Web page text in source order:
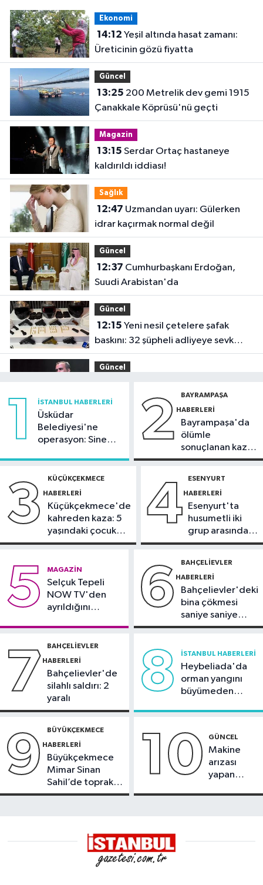
Ekonomi
14:12
Üreticinin gözü fiyatta
Güncel
13:25
Çanakkale Köprüsü'nü geçti
Magazin
13:15
kaldırıldı iddiası!
Sağlık
12:47
idrar kaçırmak normal değil
Güncel
12:37
Suudi Arabistan'da
Güncel
12:15
baskını: 32 şüpheli adliyeye sevk
edildi
Güncel
atandı
İstanbul Haberleri
11:29
gemi, İstanbul Boğazı'ndan geçişini
Güncel
güvenlik görevlisi alınacak
faciayı önledi: Şüpheli gözaltında
1 İSTANBUL HABERLERI
Üsküdar
Belediyesi'ne
operasyon: Sinem
2 BAYRAMPAŞA
HABERLERI
Bayrampaşa'da
ölümle
sonuçlanan kaza:
Sürücü
3 KÜÇÜKÇEKMECE
HABERLERI
Küçükçekmece'de
kahreden kaza: 5
yaşındaki çocuk
yoğun bakımda
4 ESENYURT
HABERLERI
Esenyurt'ta
husumetli iki
grup arasında
silahlı kavga
5 MAGAZIN
Selçuk Tepeli
NOW TV'den
ayrıldığını
6 BAHÇELIEVLER
HABERLERI
Bahçelievler'deki
bina çökmesi
saniye saniye
görüntülendi
7 BAHÇELIEVLER
HABERLERI
Bahçelievler'de
silahlı saldırı: 2
yaralı
8 İSTANBUL HABERLERI
Heybeliada'da
orman yangını
büyümeden
9 BÜYÜKÇEKMECE
HABERLERI
Büyükçekmece
Mimar Sinan
Sahil’de toprak
kayması
10 GÜNCEL
Makine
arızası
yapan